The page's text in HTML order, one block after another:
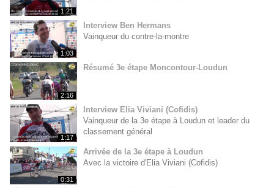
1:21
1:03
Interview Ben Hermans
Vainqueur du contre-la-montre
2:16
Résumé 3e étape Moncontour-Loudun
1:17
Interview Elia Viviani (Cofidis)
Vainqueur de la 3e étape à Loudun et leader du
classement général
0:31
Arrivée de la 3e étape à Loudun
Avec la victoire d'Elia Viviani (Cofidis)